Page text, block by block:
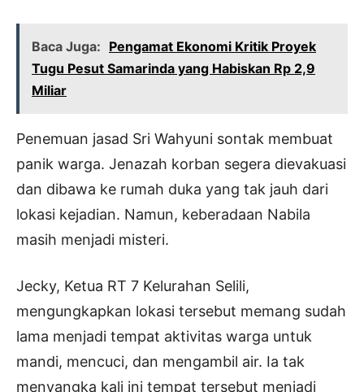
Baca Juga: Pengamat Ekonomi Kritik Proyek
Tugu Pesut Samarinda yang Habiskan Rp 2,9
Miliar
Penemuan jasad Sri Wahyuni sontak membuat
panik warga. Jenazah korban segera dievakuasi
dan dibawa ke rumah duka yang tak jauh dari
lokasi kejadian. Namun, keberadaan Nabila
masih menjadi misteri.
Jecky, Ketua RT 7 Kelurahan Selili,
mengungkapkan lokasi tersebut memang sudah
lama menjadi tempat aktivitas warga untuk
mandi, mencuci, dan mengambil air. Ia tak
menyangka kali ini tempat tersebut menjadi